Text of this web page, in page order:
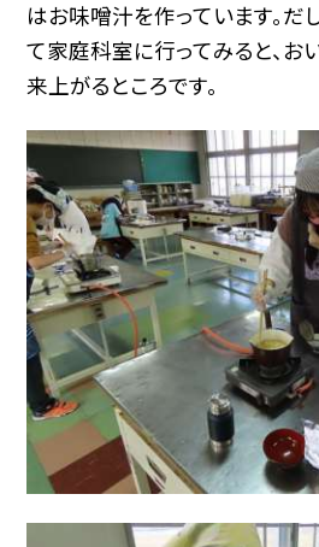
はお味噌汁を作っています。だ
て家庭科室に行ってみると、お
来上がるところです。